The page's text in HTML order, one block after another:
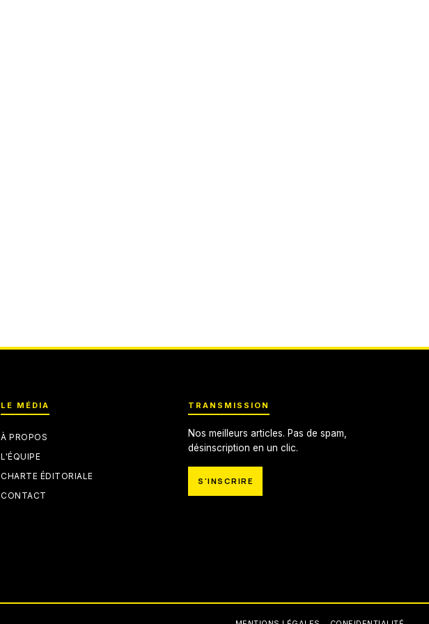
LE MÉDIA
À PROPOS
L'ÉQUIPE
CHARTE ÉDITORIALE
CONTACT
TRANSMISSION
Nos meilleurs articles. Pas de spam,
désinscription en un clic.
S'INSCRIRE